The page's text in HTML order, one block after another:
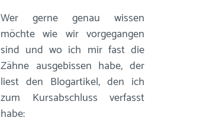
Wer gerne genau wissen
möchte wie wir vorgegangen
sind und wo ich mir fast die
Zähne ausgebissen habe, der
liest den Blogartikel, den ich
zum Kursabschluss verfasst
habe: